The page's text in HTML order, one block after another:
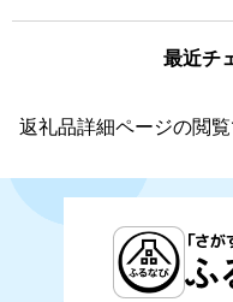
最近チ
返礼品詳細ページの閲